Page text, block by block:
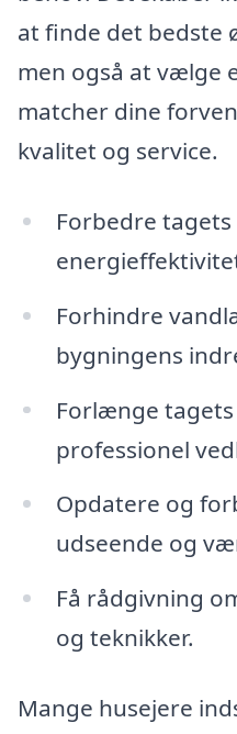
at finde det bedste
men også at vælge
matcher dine
kvalitet og service.
Forbedre
Forhindre
bygningens
Forlænge
professionel
Opdatere og
udseende og
Få rådgivning
og teknikker.
Mange husejere